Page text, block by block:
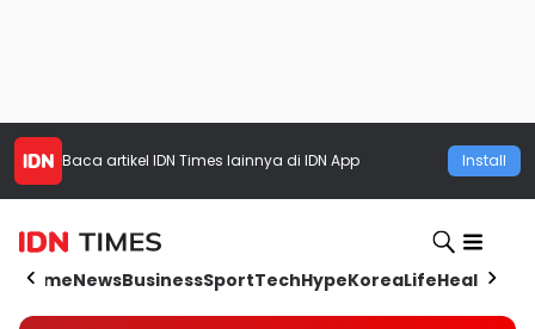
Baca artikel IDN Times lainnya di IDN App Install
HomeNewsBusinessSportTechHypeKoreaLifeHealth